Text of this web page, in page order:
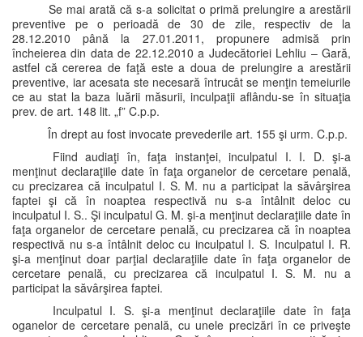
Se mai arată că s-a solicitat o primă prelungire a arestării
preventive pe o perioadă de 30 de zile, respectiv de la
28.12.2010 până la 27.01.2011, propunere admisă prin
încheierea din data de 22.12.2010 a Judecătoriei Lehliu – Gară,
astfel că cererea de faţă este a doua de prelungire a arestării
preventive, iar acesata ste necesară întrucât se menţin temeiurile
ce au stat la baza luării măsurii, inculpaţii aflându-se în situaţia
prev. de art. 148 lit. „f” C.p.p.
În drept au fost invocate prevederile art. 155 şi urm. C.p.p.
Fiind audiaţi în, faţa instanţei, inculpatul I. I. D. şi-a
menţinut declaraţiile date în faţa organelor de cercetare penală,
cu precizarea că inculpatul I. S. M. nu a participat la săvârşirea
faptei şi că în noaptea respectivă nu s-a întâlnit deloc cu
inculpatul I. S.. Şi inculpatul G. M. şi-a menţinut declaraţiile date în
faţa organelor de cercetare penală, cu precizarea că în noaptea
respectivă nu s-a întâlnit deloc cu inculpatul I. S. Inculpatul I. R.
şi-a menţinut doar parţial declaraţiile date în faţa organelor de
cercetare penală, cu precizarea că inculpatul I. S. M. nu a
participat la săvârşirea faptei.
Inculpatul I. S. şi-a menţinut declaraţiile date în faţa
oganelor de cercetare penală, cu unele precizări în ce priveşte